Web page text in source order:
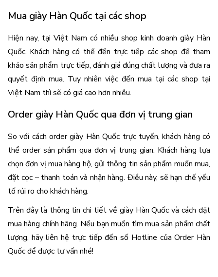
Mua giày Hàn Quốc tại các shop
Hiện nay, tại Việt Nam có nhiều shop kinh doanh giày Hàn
Quốc. Khách hàng có thể đến trực tiếp các shop để tham
khảo sản phẩm trực tiếp, đánh giá đúng chất lượng và đưa ra
quyết định mua. Tuy nhiên việc đến mua tại các shop tại
Việt Nam thì sẽ có giá cao hơn nhiều.
Order giày Hàn Quốc qua đơn vị trung gian
So với cách order giày Hàn Quốc trực tuyến, khách hàng có
thể order sản phẩm qua đơn vị trung gian. Khách hàng lựa
chọn đơn vị mua hàng hộ, gửi thông tin sản phẩm muốn mua,
đặt cọc – thanh toán và nhận hàng. Điều này, sẽ hạn chế yếu
tố rủi ro cho khách hàng.
Trên đây là thông tin chi tiết về giày Hàn Quốc và cách đặt
mua hàng chính hãng. Nếu bạn muốn tìm mua sản phẩm chất
lượng, hãy liên hệ trực tiếp đến số Hotline của Order Hàn
Quốc để được tư vấn nhé!